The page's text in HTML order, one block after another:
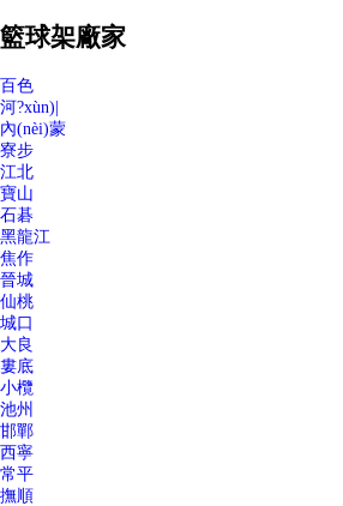
籃球架廠家
百色
河?xùn)|
內(nèi)蒙
寮步
江北
寶山
石碁
黑龍江
焦作
晉城
仙桃
城口
大良
婁底
小欖
池州
邯鄲
西寧
常平
撫順